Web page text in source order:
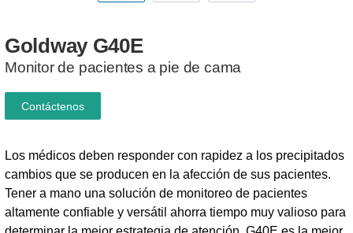
Goldway G40E
Monitor de pacientes a pie de cama
Los médicos deben responder con rapidez a los precipitados
cambios que se producen en la afección de sus pacientes.
Tener a mano una solución de monitoreo de pacientes
altamente confiable y versátil ahorra tiempo muy valioso para
Contáctenos